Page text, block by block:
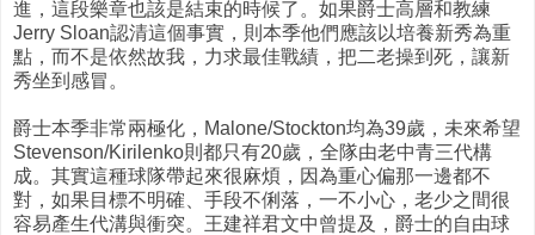
進，這段樂章也該是結束的時候了。如果爵士高層和教練
Jerry Sloan認清這個事實，則本季他們應該以培養新秀為重
點，而不是依然故我，力求最佳戰績，把二老操到死，讓新
秀坐到感冒。
爵士本季非常兩極化，Malone/Stockton均為39歲，未來希望
Stevenson/Kirilenko則都只有20歲，全隊由老中青三代構
成。其實這種球隊帶起來很麻煩，因為重心偏那一邊都不
對，如果目標不明確、手段不俐落，一不小心，老少之間很
容易產生代溝與衝突。王建祥君文中曾提及，爵士的自由球